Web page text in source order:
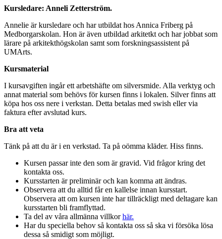
Kursledare: Anneli Zetterström.
Annelie är kursledare och har utbildat hos Annica Friberg på
Medborgarskolan. Hon är även utbildad arkitetkt och har jobbat som
lärare på arkitekthögskolan samt som forskningsassistent på
UMArts.
Kursmaterial
I kursavgiften ingår ett arbetshäfte om silversmide. Alla verktyg och
annat material som behövs för kursen finns i lokalen. Silver finns att
köpa hos oss nere i verkstan. Detta betalas med swish eller via
faktura efter avslutad kurs.
Bra att veta
Tänk på att du är i en verkstad. Ta på oömma kläder. Hiss finns.
Kursen passar inte den som är gravid. Vid frågor kring det
kontakta oss.
Kursstarten är preliminär och kan komma att ändras.
Observera att du alltid får en kallelse innan kursstart.
Observera att om kursen inte har tillräckligt med deltagare kan
kursstarten bli framflyttad.
Ta del av våra allmänna villkorhär.
Har du speciella behov så kontakta oss så ska vi försöka lösa
dessa så smidigt som möjligt.